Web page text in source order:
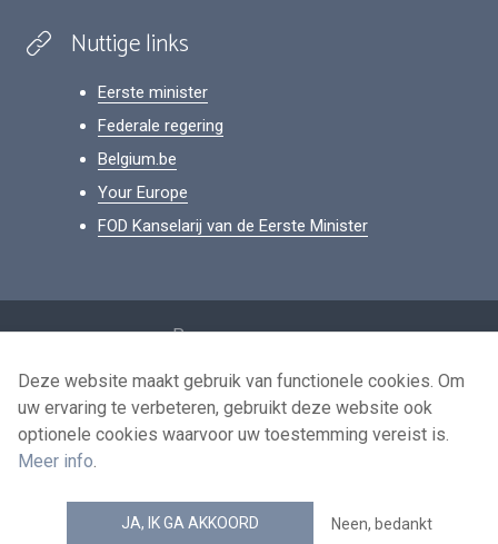
Nuttige links
Eerste minister
Federale regering
Belgium.be
Your Europe
FOD Kanselarij van de Eerste Minister
Persoonsgegevens
Voorwaarden voor het hergebruik
Contacteer ons
news.belgium RSS feed
Deze website maakt gebruik van functionele cookies. Om
uw ervaring te verbeteren, gebruikt deze website ook
optionele cookies waarvoor uw toestemming vereist is.
Meer info.
JA, IK GA AKKOORD Neen, bedankt